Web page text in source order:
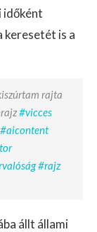
keresetét is a
rajta
#vicces
#aicontent
#rajz
állt állami